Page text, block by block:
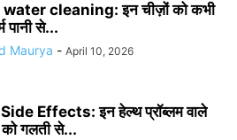
cleaning: इन चीज़ों को कभी
पानी से...
Maurya - April 10, 2026
Effects: इन हेल्थ प्रॉब्लम वाले
को गलती से...